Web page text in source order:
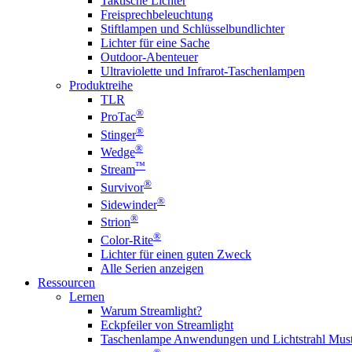
Freisprechbeleuchtung
Stiftlampen und Schlüsselbundlichter
Lichter für eine Sache
Outdoor-Abenteuer
Ultraviolette und Infrarot-Taschenlampen
Produktreihe
TLR
ProTac®
Stinger®
Wedge®
Stream™
Survivor®
Sidewinder®
Strion®
Color-Rite®
Lichter für einen guten Zweck
Alle Serien anzeigen
Ressourcen
Lernen
Warum Streamlight?
Eckpfeiler von Streamlight
Taschenlampe Anwendungen und Lichtstrahl